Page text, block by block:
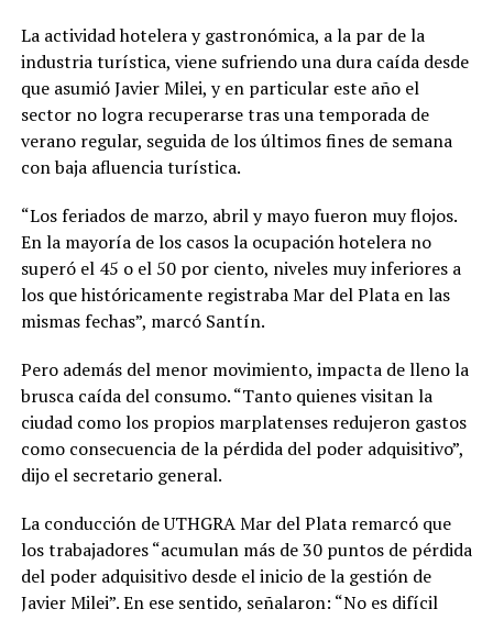
La actividad hotelera y gastronómica, a la par de la
industria turística, viene sufriendo una dura caída desde
que asumió Javier Milei, y en particular este año el
sector no logra recuperarse tras una temporada de
verano regular, seguida de los últimos fines de semana
con baja afluencia turística.
“Los feriados de marzo, abril y mayo fueron muy flojos.
En la mayoría de los casos la ocupación hotelera no
superó el 45 o el 50 por ciento, niveles muy inferiores a
los que históricamente registraba Mar del Plata en las
mismas fechas”, marcó Santín.
Pero además del menor movimiento, impacta de lleno la
brusca caída del consumo. “Tanto quienes visitan la
ciudad como los propios marplatenses redujeron gastos
como consecuencia de la pérdida del poder adquisitivo”,
dijo el secretario general.
La conducción de UTHGRA Mar del Plata remarcó que
los trabajadores “acumulan más de 30 puntos de pérdida
del poder adquisitivo desde el inicio de la gestión de
Javier Milei”. En ese sentido, señalaron: “No es difícil